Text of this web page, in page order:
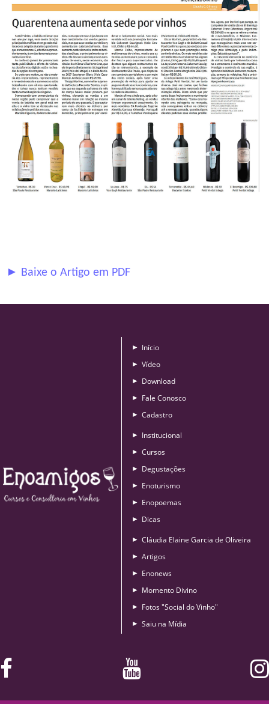
► Baixe o Artigo em PDF
► Início
► Vídeo
► Download
► Fale Conosco
► Cadastro
► Institucional
► Cursos
► Degustações
► Enoturismo
► Enopoemas
► Dicas
► Cláudia Elaine Garcia de Oliveira
► Artigos
► Enonews
► Momento Divino
► Fotos "Social do Vinho"
► Saiu na Mídia